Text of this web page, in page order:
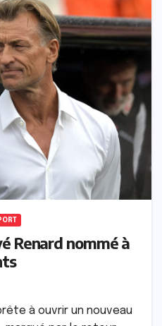
Renard nommé à
à ouvrir un nouveau